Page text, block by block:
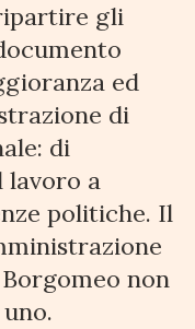
gli
ed
di
di
lavoro a
politiche. Il
non